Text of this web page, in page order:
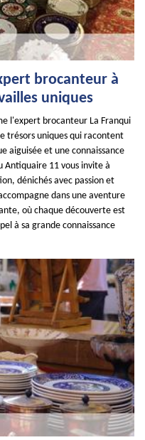
brocanteur à
uniques
l'expert brocanteur La Franqui
trésors uniques qui racontent
aiguisée et une connaissance
Antiquaire 11 vous invite à
dénichés avec passion et
dans une aventure
où chaque découverte est
à sa grande connaissance